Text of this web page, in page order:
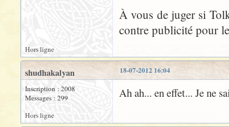
À vous de juger si
contre publicité pour
Hors ligne
18-07-2012 16:04
shudhakalyan
Inscription : 2008
Messages : 299
Ah ah... en effet... Je ne
Hors ligne